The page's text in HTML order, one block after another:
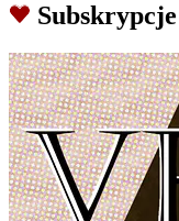
Subskrypcje